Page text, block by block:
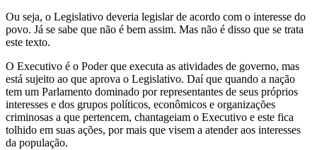
Ou seja, o Legislativo deveria legislar de acordo com o interesse do
povo. Já se sabe que não é bem assim. Mas não é disso que se trata
este texto.
O Executivo é o Poder que executa as atividades de governo, mas
está sujeito ao que aprova o Legislativo. Daí que quando a nação
tem um Parlamento dominado por representantes de seus próprios
interesses e dos grupos políticos, econômicos e organizações
criminosas a que pertencem, chantageiam o Executivo e este fica
tolhido em suas ações, por mais que visem a atender aos interesses
da população.